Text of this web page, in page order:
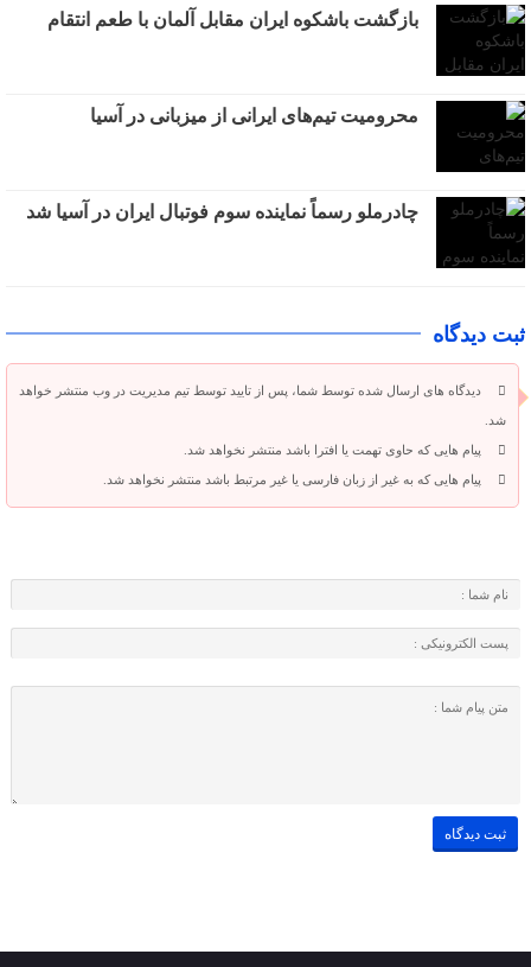
بازگشت باشکوه ایران مقابل آلمان با طعم انتقام
محرومیت تیم‌های ایرانی از میزبانی در آسیا
چادرملو رسماً نماینده سوم فوتبال ایران در آسیا شد
ثبت دیدگاه
دیدگاه های ارسال شده توسط شما، پس از تایید توسط تیم مدیریت در وب منتشر خواهد
شد.
پیام هایی که حاوی تهمت یا افترا باشد منتشر نخواهد شد.
پیام هایی که به غیر از زبان فارسی یا غیر مرتبط باشد منتشر نخواهد شد.